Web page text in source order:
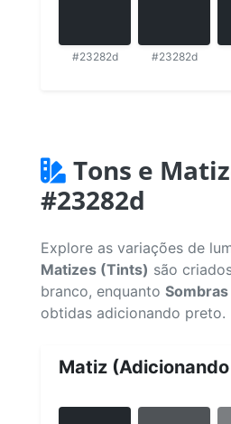
#23282d #23282d
Tons e
#23282d
Explore as variações de
Matizes (Tints) são
branco, enquanto
obtidas adicionando preto.
Matiz